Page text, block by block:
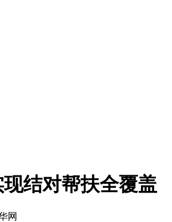
结对帮扶全覆盖
华网